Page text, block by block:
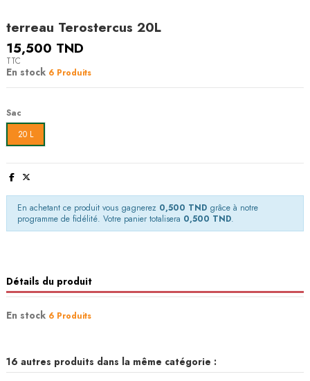
terreau Terostercus 20L
15,500 TND
TTC
En stock 6 Produits
Sac
20 L
En achetant ce produit vous gagnerez 0,500 TND grâce à notre
programme de fidélité. Votre panier totalisera 0,500 TND.
Détails du produit
En stock 6 Produits
16 autres produits dans la même catégorie :